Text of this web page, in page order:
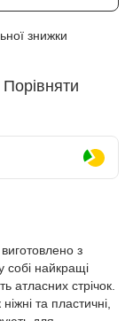
знижки
Порівняти
з
собі найкращі
атласних стрічок.
та пластичні,